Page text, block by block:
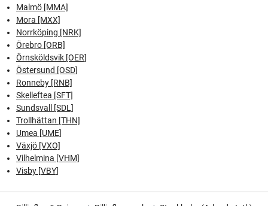
Malmö [MMA]
Mora [MXX]
Norrköping [NRK]
Örebro [ORB]
Örnsköldsvik [OER]
Östersund [OSD]
Ronneby [RNB]
Skelleftea [SFT]
Sundsvall [SDL]
Trollhättan [THN]
Umea [UME]
Växjö [VXO]
Vilhelmina [VHM]
Visby [VBY]